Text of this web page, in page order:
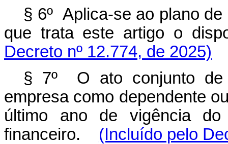
§ 6º Aplica-se ao plano
que trata este artigo o
Decreto nº 12.774, de 2025)
§ 7º O ato conjunto de
empresa como dependente
último ano de vigência do
financeiro. (Incluído pelo